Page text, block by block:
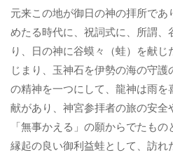
元来この地が御日の神の拝所で
めたる時代に、祝詞式に、所謂、
り、日の神に谷蟆々（蛙）を献
じまり、玉神石を伊勢の海の守
の精神を一つにして、龍神は雨を
献があり、神宮参拝者の旅の安全
「無事かえる」の願からでたもの
縁起の良い御利益蛙として、訪れ